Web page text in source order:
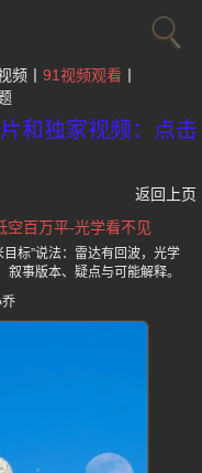
频
91视频观看
和独家视频：点击
返回上页
空百万平-光学看不见
标”说法：雷达有回波，光学
事版本、疑点与可能解释。